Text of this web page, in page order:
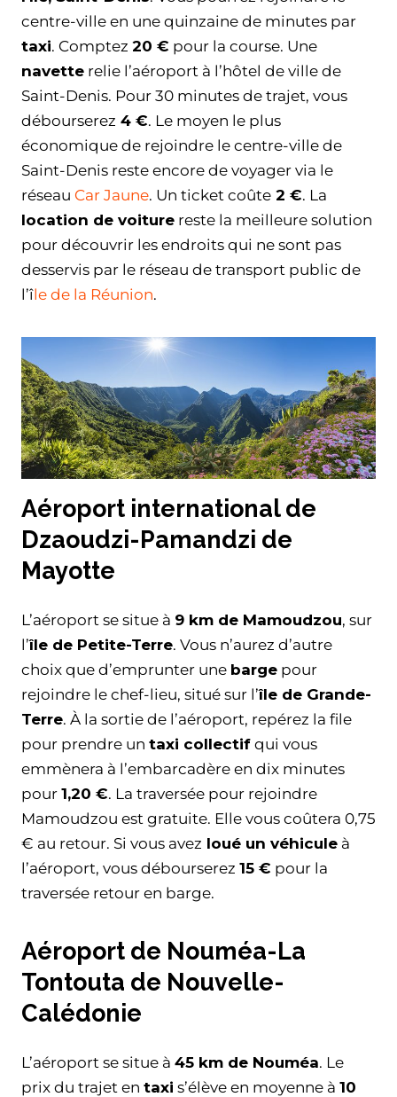
centre-ville en une quinzaine de minutes par
taxi. Comptez 20 € pour la course. Une
navette relie l’aéroport à l’hôtel de ville de
Saint-Denis. Pour 30 minutes de trajet, vous
débourserez 4 €. Le moyen le plus
économique de rejoindre le centre-ville de
Saint-Denis reste encore de voyager via le
réseau Car Jaune. Un ticket coûte 2 €. La
location de voiture reste la meilleure solution
pour découvrir les endroits qui ne sont pas
desservis par le réseau de transport public de
l’île de la Réunion.
Aéroport international de
Dzaoudzi-Pamandzi de
Mayotte
L’aéroport se situe à 9 km de Mamoudzou, sur
l’île de Petite-Terre. Vous n’aurez d’autre
choix que d’emprunter une barge pour
rejoindre le chef-lieu, situé sur l’île de Grande-
Terre. À la sortie de l’aéroport, repérez la file
pour prendre un taxi collectif qui vous
emmènera à l’embarcadère en dix minutes
pour 1,20 €. La traversée pour rejoindre
Mamoudzou est gratuite. Elle vous coûtera 0,75
€ au retour. Si vous avez loué un véhicule à
l’aéroport, vous débourserez 15 € pour la
traversée retour en barge.
Aéroport de Nouméa-La
Tontouta de Nouvelle-
Calédonie
L’aéroport se situe à 45 km de Nouméa. Le
prix du trajet en taxi s’élève en moyenne à 10